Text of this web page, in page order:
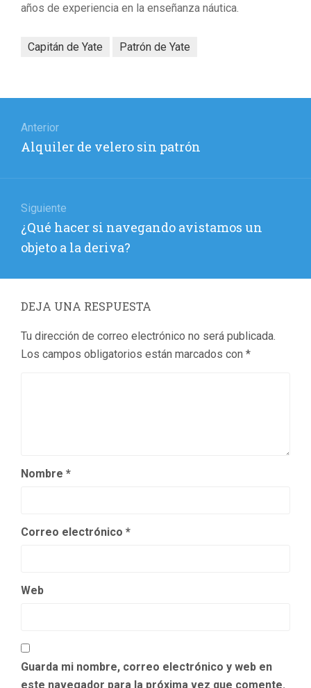
años de experiencia en la enseñanza náutica.
Capitán de Yate Patrón de Yate
de
entradas
Anterior
Entrada
Alquiler de velero sin patrón
Siguiente
Entrada
siguiente:
¿Qué hacer si navegando avistamos un
objeto a la deriva?
DEJA UNA RESPUESTA
Tu dirección de correo electrónico no será publicada.
Los campos obligatorios están marcados con *
Nombre *
Correo electrónico *
Web
Guarda mi nombre, correo electrónico y web en
este navegador para la próxima vez que comente.